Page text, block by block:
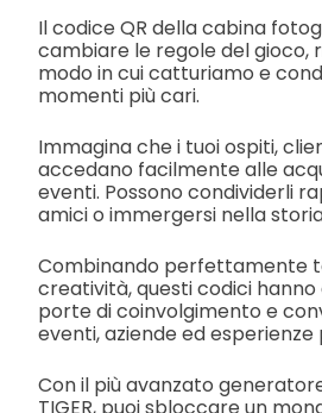
Il codice QR della cabina
cambiare le regole del gioco,
modo in cui catturiamo e
momenti più cari.
Immagina che i tuoi ospiti,
accedano facilmente alle
eventi. Possono condividerli
amici o immergersi nella
Combinando perfettamente
creatività, questi codici
porte di coinvolgimento e
eventi, aziende ed esperienze
Con il più avanzato
TIGER, puoi sbloccare un